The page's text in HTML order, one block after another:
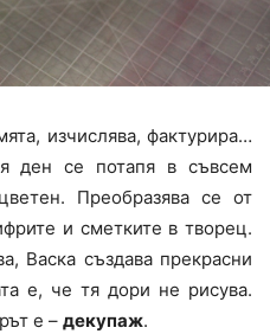
изчислява, фактурира…
ден се потапя в съвсем
Преобразява се от
и сметките в творец.
Васка създава прекрасни
е, че тя дори не рисува.
е – декупаж.